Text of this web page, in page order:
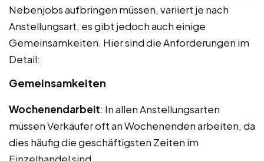
Nebenjobs aufbringen müssen, variiert je nach
Anstellungsart, es gibt jedoch auch einige
Gemeinsamkeiten. Hier sind die Anforderungen im
Detail:
Gemeinsamkeiten
Wochenendarbeit: In allen Anstellungsarten
müssen Verkäufer oft an Wochenenden arbeiten, da
dies häufig die geschäftigsten Zeiten im